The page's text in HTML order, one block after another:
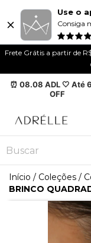
Use o
Consiga
Frete Grátis a partir de
⏰ 08.08 ADL 🤍 Até
OFF
Início / Coleções /
BRINCO